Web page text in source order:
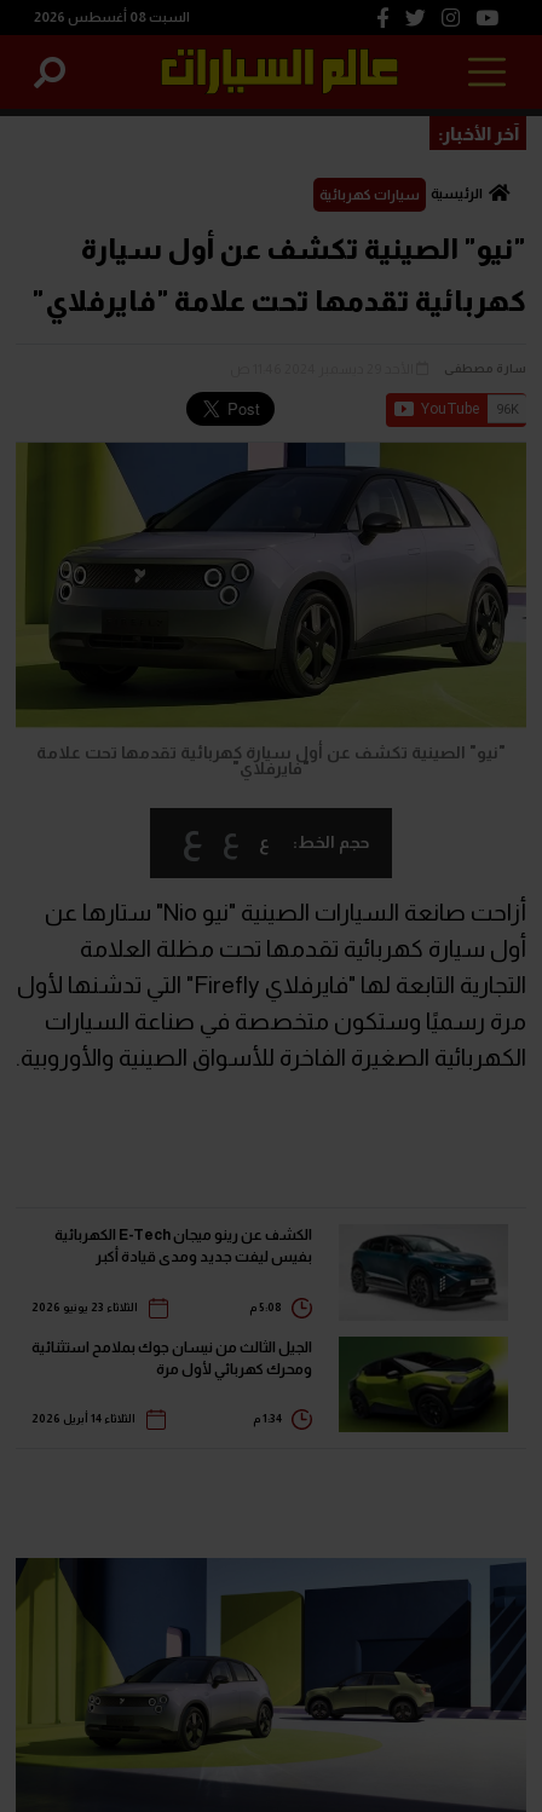
السبت 08 أغسطس 2026
آخر الأخبار:
الرئيسية سيارات كهربائية
"نيو" الصينية تكشف عن أول سيارة
كهربائية تقدمها تحت علامة "فايرفلاي"
سارة مصطفى
"نيو" الصينية تكشف عن أول سيارة كهربائية تقدمها تحت علامة
"فايرفلاي"
حجم الخط: ع ع ع
أزاحت صانعة السيارات الصينية "نيو Nio" ستارها عن
أول سيارة كهربائية تقدمها تحت مظلة العلامة
التجارية التابعة لها "فايرفلاي Firefly" التي تدشنها لأول
مرة رسميًا وستكون متخصصة في صناعة السيارات
الكهربائية الصغيرة الفاخرة للأسواق الصينية والأوروبية.
الكشف عن رينو ميجان E-Tech الكهربائية
بفيس ليفت جديد ومدى قيادة أكبر
الثلاثاء 23 يونيو 2026
الجيل الثالث من نيسان جوك بملامح استثنائية
ومحرك كهربائي لأول مرة
1:34 م الثلاثاء 14 أبريل 2026